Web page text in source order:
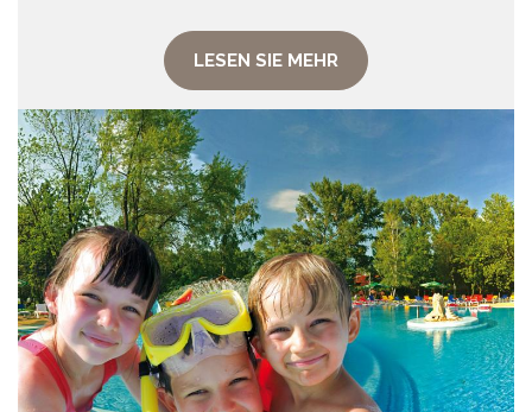
LESEN SIE MEHR